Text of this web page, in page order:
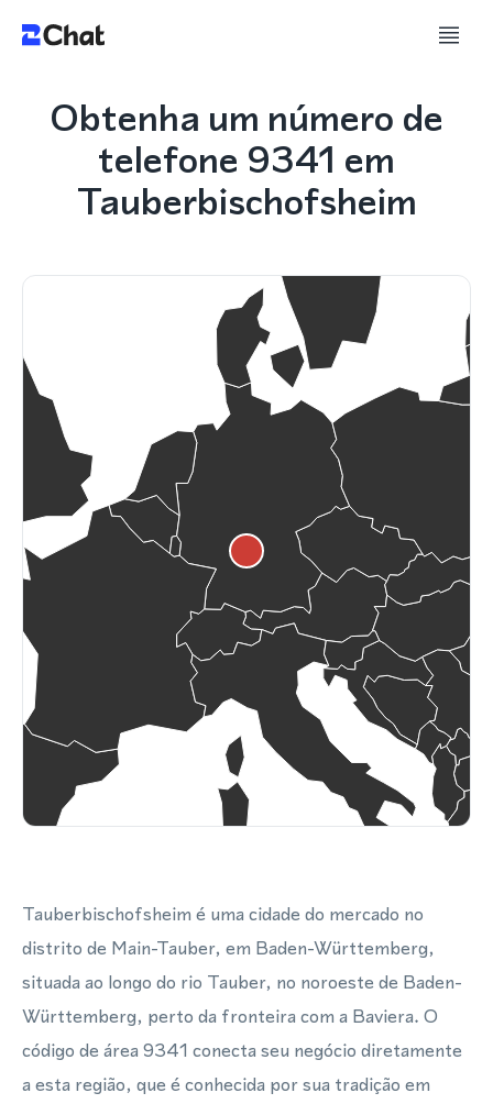
Obtenha um número de
telefone 9341 em
Tauberbischofsheim
Tauberbischofsheim é uma cidade do mercado no
distrito de Main-Tauber, em Baden-Württemberg,
situada ao longo do rio Tauber, no noroeste de Baden-
Württemberg, perto da fronteira com a Baviera. O
código de área 9341 conecta seu negócio diretamente
a esta região, que é conhecida por sua tradição em